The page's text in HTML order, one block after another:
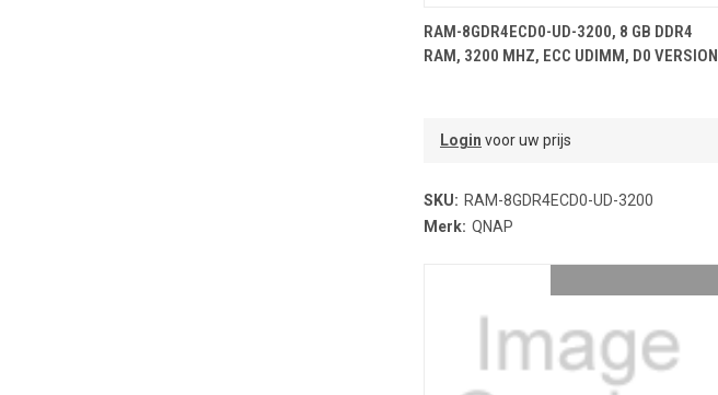
TOEVOEGEN AAN WINKELMANDJE
RAM-8GDR4ECD0-UD-3200, 8 GB DDR4
RAM, 3200 MHZ, ECC UDIMM, D0 VERSION
Login voor uw prijs
SKU: RAM-8GDR4ECD0-UD-3200
Merk: QNAP